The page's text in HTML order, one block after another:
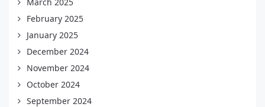
February 2025
January 2025
December 2024
November 2024
October 2024
September 2024